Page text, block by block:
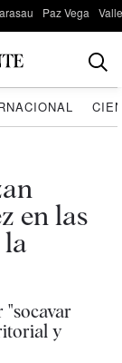
Paz Vega
en las
"socavar
y